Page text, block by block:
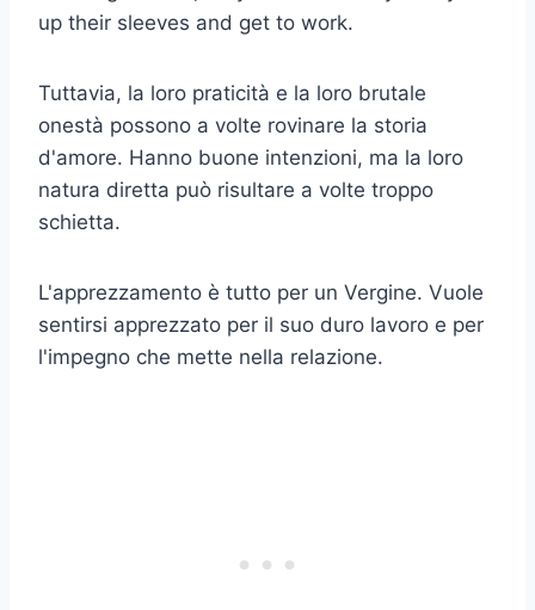
up their sleeves and get to work.
Tuttavia, la loro praticità e la loro brutale
onestà possono a volte rovinare la storia
d'amore. Hanno buone intenzioni, ma la loro
natura diretta può risultare a volte troppo
schietta.
L'apprezzamento è tutto per un Vergine. Vuole
sentirsi apprezzato per il suo duro lavoro e per
l'impegno che mette nella relazione.